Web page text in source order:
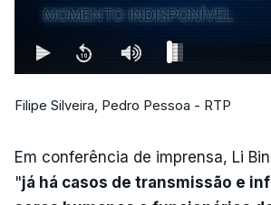
MOMENTO INDISPONÍVEL
Filipe Silveira, Pedro Pessoa - RTP
Em conferência de imprensa, Li
"já há casos de transmissão e